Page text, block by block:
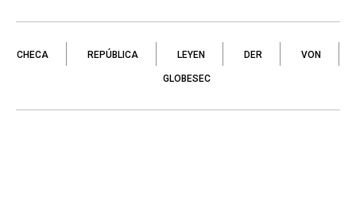
CHECA REPÚBLICA LEYEN DER VON
GLOBESEC